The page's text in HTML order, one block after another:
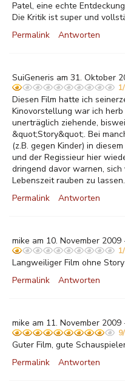
Patel, eine echte
Die Kritik ist super und
Permalink
Antworten
SuiGeneris am 31. Oktober
Diesen Film hatte ich
Kinovorstellung war ich
unerträglich ziehende,
&quot;Story&quot;. Bei
(z.B. gegen Kinder) in
und der Regissieur hier
dringend davor warnen,
Lebenszeit rauben zu lassen.
Permalink
Antworten
mike am 10. November 2009
Langweiliger Film ohne Story
Permalink
Antworten
mike am 11. November 2009
Guter Film, gute
Permalink
Antworten